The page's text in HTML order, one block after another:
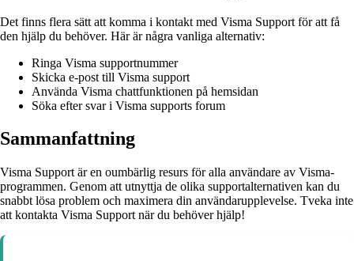
Det finns flera sätt att komma i kontakt med Visma Support för att få
den hjälp du behöver. Här är några vanliga alternativ:
Ringa Visma supportnummer
Skicka e-post till Visma support
Använda Visma chattfunktionen på hemsidan
Söka efter svar i Visma supports forum
Sammanfattning
Visma Support är en oumbärlig resurs för alla användare av Visma-
programmen. Genom att utnyttja de olika supportalternativen kan du
snabbt lösa problem och maximera din användarupplevelse. Tveka inte
att kontakta Visma Support när du behöver hjälp!